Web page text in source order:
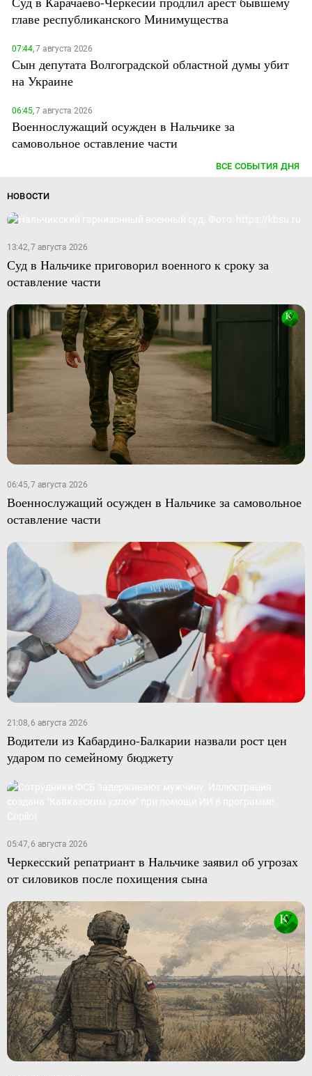
главе республиканского Минимущества
07:44,7 августа 2026
Сын депутата Волгоградской областной думы убит
на Украине
06:45,7 августа 2026
Военнослужащий осужден в Нальчике за
самовольное оставление части
ВСЕ СОБЫТИЯ ДНЯ
НОВОСТИ
13:42, 7 августа 2026
Суд в Нальчике приговорил военного к сроку за
оставление части
06:45, 7 августа 2026
Военнослужащий осужден в Нальчике за самовольное
оставление части
21:08, 6 августа 2026
Водители из Кабардино-Балкарии назвали рост цен
ударом по семейному бюджету
05:47, 6 августа 2026
Черкесский репатриант в Нальчике заявил об угрозах
от силовиков после похищения сына